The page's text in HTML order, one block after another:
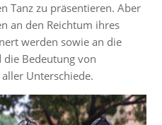
Tanz zu präsentieren. Aber
an den Reichtum ihres
werden sowie an die
die Bedeutung von
Unterschiede.